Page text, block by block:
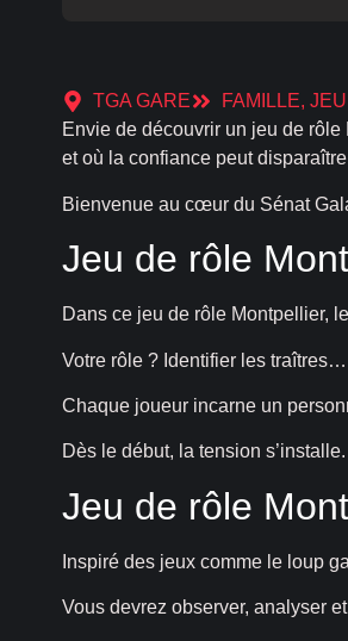
TGA GARE FAMILLE,
Envie de découvrir un jeu de
et où la confiance peut
Bienvenue au cœur du Sénat
Jeu de rôle
Dans ce jeu de rôle Montpellier,
Votre rôle ? Identifier les
Chaque joueur incarne un
Dès le début, la tension s’installe.
Jeu de rôle
Inspiré des jeux comme le loup
Vous devrez observer, analyser